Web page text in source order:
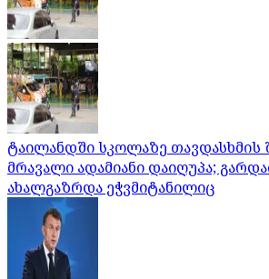
ტაილანდში სკოლაზე თავდასხმის
მრავალი ადამიანი დაიღუპა;
ახალგაზრდა ეჭვმიტანილიც